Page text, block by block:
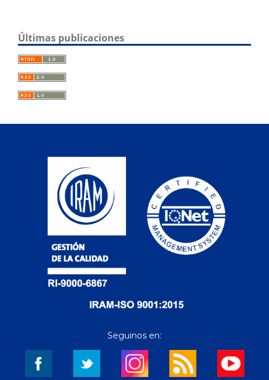
Últimas publicaciones
Seguinos en: